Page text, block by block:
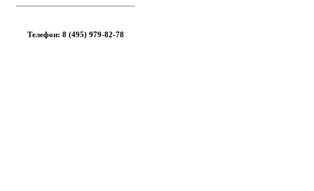
Телефон: 8 (495) 979-82-78